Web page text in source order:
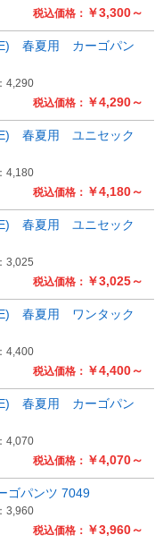
税込価格： ￥3,300～
税込価格： ￥4,290～
春夏用 カーゴパン
4,290
税込価格： ￥4,180～
春夏用 ユニセック
4,180
税込価格： ￥3,025～
春夏用 ユニセック
3,025
税込価格： ￥4,400～
春夏用 ワンタック
4,400
税込価格： ￥4,070～
春夏用 カーゴパン
4,070
税込価格： ￥3,960～
ゴパンツ 7049
3,960